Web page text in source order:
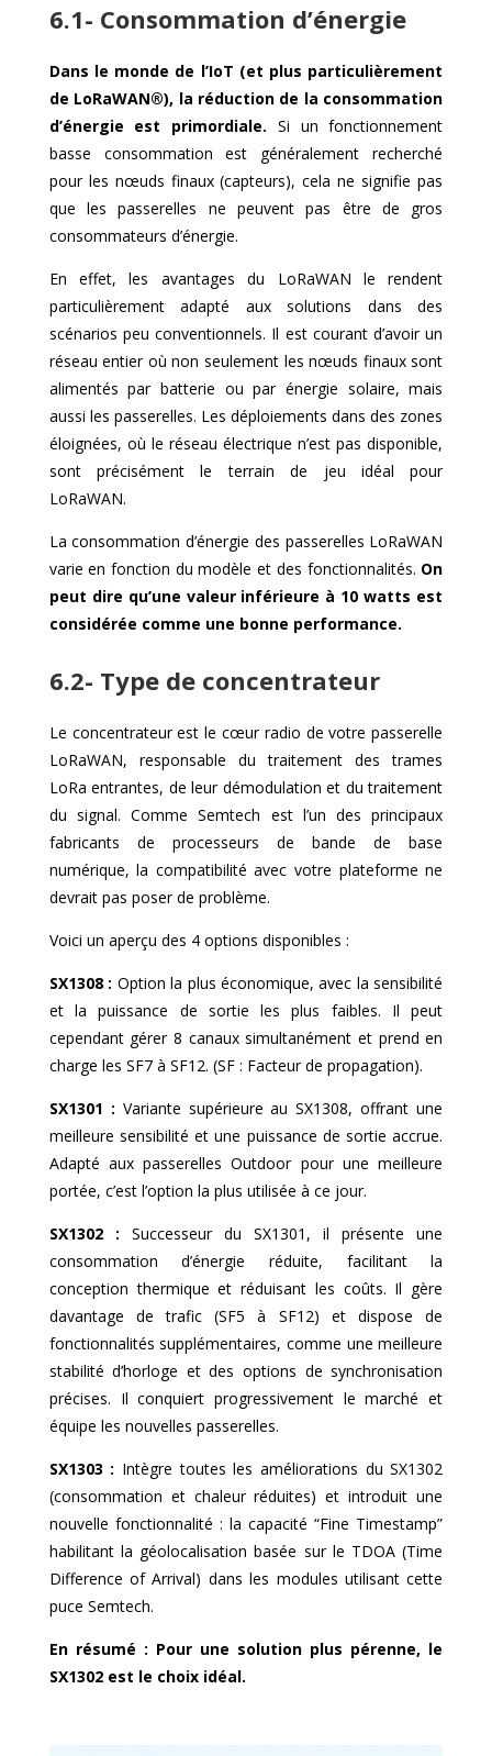
6.1- Consommation d’énergie
Dans le monde de l’IoT (et plus particulièrement
de LoRaWAN®), la réduction de la consommation
d’énergie est primordiale. Si un fonctionnement
basse consommation est généralement recherché
pour les nœuds finaux (capteurs), cela ne signifie pas
que les passerelles ne peuvent pas être de gros
consommateurs d’énergie.
En effet, les avantages du LoRaWAN le rendent
particulièrement adapté aux solutions dans des
scénarios peu conventionnels. Il est courant d’avoir un
réseau entier où non seulement les nœuds finaux sont
alimentés par batterie ou par énergie solaire, mais
aussi les passerelles. Les déploiements dans des zones
éloignées, où le réseau électrique n’est pas disponible,
sont précisément le terrain de jeu idéal pour
LoRaWAN.
La consommation d’énergie des passerelles LoRaWAN
varie en fonction du modèle et des fonctionnalités. On
peut dire qu’une valeur inférieure à 10 watts est
considérée comme une bonne performance.
6.2- Type de concentrateur
Le concentrateur est le cœur radio de votre passerelle
LoRaWAN, responsable du traitement des trames
LoRa entrantes, de leur démodulation et du traitement
du signal. Comme Semtech est l’un des principaux
fabricants de processeurs de bande de base
numérique, la compatibilité avec votre plateforme ne
devrait pas poser de problème.
Voici un aperçu des 4 options disponibles :
SX1308 : Option la plus économique, avec la sensibilité
et la puissance de sortie les plus faibles. Il peut
cependant gérer 8 canaux simultanément et prend en
charge les SF7 à SF12. (SF : Facteur de propagation).
SX1301 : Variante supérieure au SX1308, offrant une
meilleure sensibilité et une puissance de sortie accrue.
Adapté aux passerelles Outdoor pour une meilleure
portée, c’est l’option la plus utilisée à ce jour.
SX1302 : Successeur du SX1301, il présente une
consommation d’énergie réduite, facilitant la
conception thermique et réduisant les coûts. Il gère
davantage de trafic (SF5 à SF12) et dispose de
fonctionnalités supplémentaires, comme une meilleure
stabilité d’horloge et des options de synchronisation
précises. Il conquiert progressivement le marché et
équipe les nouvelles passerelles.
SX1303 : Intègre toutes les améliorations du SX1302
(consommation et chaleur réduites) et introduit une
nouvelle fonctionnalité : la capacité “Fine Timestamp”
habilitant la géolocalisation basée sur le TDOA (Time
Difference of Arrival) dans les modules utilisant cette
puce Semtech.
En résumé : Pour une solution plus pérenne, le
SX1302 est le choix idéal.